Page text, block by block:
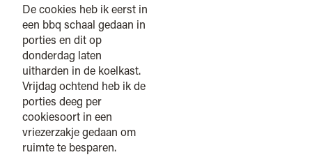
De cookies heb ik eerst in
een bbq schaal gedaan in
porties en dit op
donderdag laten
uitharden in de koelkast.
Vrijdag ochtend heb ik de
porties deeg per
cookiesoort in een
vriezerzakje gedaan om
ruimte te besparen.